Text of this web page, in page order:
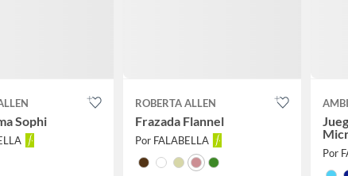
Sophi
ROBERTA ALLEN
Frazada Flannel
Por FALABELLA
Por